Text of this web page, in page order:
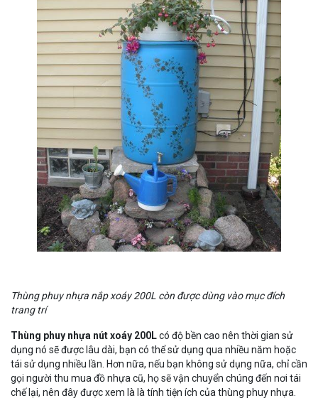
Thùng phuy nhựa nắp xoáy 200L còn được dùng vào mục đích
trang trí
Thùng phuy nhựa nút xoáy 200Lcó độ bền cao nên thời gian sử
dụng nó sẽ được lâu dài, bạn có thể sử dụng qua nhiều năm hoặc
tái sử dụng nhiều lần. Hơn nữa, nếu bạn không sử dụng nữa, chỉ cần
gọi người thu mua đồ nhựa cũ, họ sẽ vận chuyển chúng đến nơi tái
chế lại, nên đây được xem là là tính tiện ích của thùng phuy nhựa.